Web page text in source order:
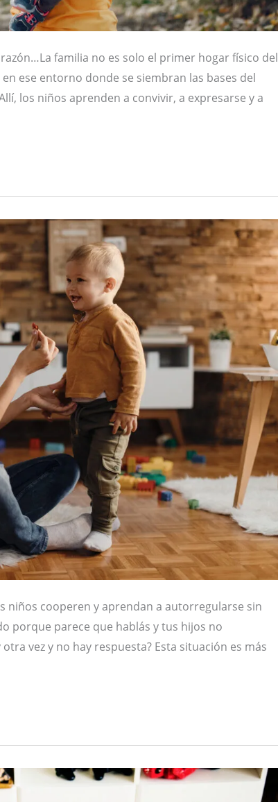
familia no es solo el primer hogar físico del
ese entorno donde se siembran las bases del
los niños aprenden a convivir, a expresarse y a
niños cooperen y aprendan a autorregularse sin
porque parece que hablás y tus hijos no
vez y no hay respuesta? Esta situación es más